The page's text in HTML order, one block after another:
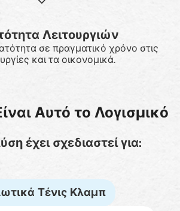
Λειτουργιών
σε πραγματικό χρόνο στις
και τα οικονομικά.
Αυτό το Λογισμικό
έχει σχεδιαστεί για:
Τένις Κλαμπ